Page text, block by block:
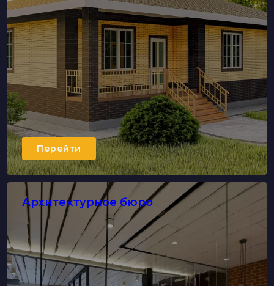
Перейти
Архитектурное бюро